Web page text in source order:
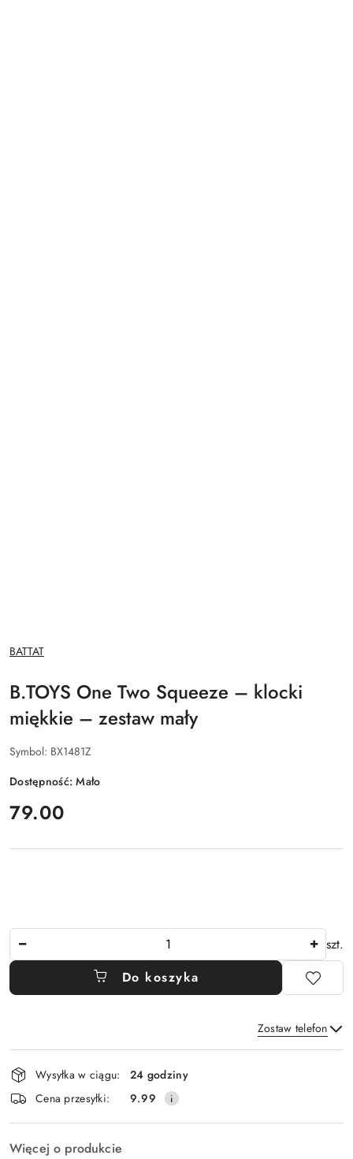
NAZWA
PRODUCENTA:
BATTAT
B.TOYS One Two Squeeze – klocki
miękkie – zestaw mały
Symbol: BX1481Z
Dostępność:Mało
cena:
79.00
szt.
Do koszyka
Zostaw telefon
Wyślij
Dostępność
i
dostawa
Wysyłka w ciągu:
24 godziny
Cena przesyłki:
9.99
Więcej o produkcie